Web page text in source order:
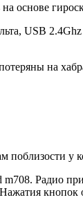
основе
USB
на
поблизости у
Радио
кнопок